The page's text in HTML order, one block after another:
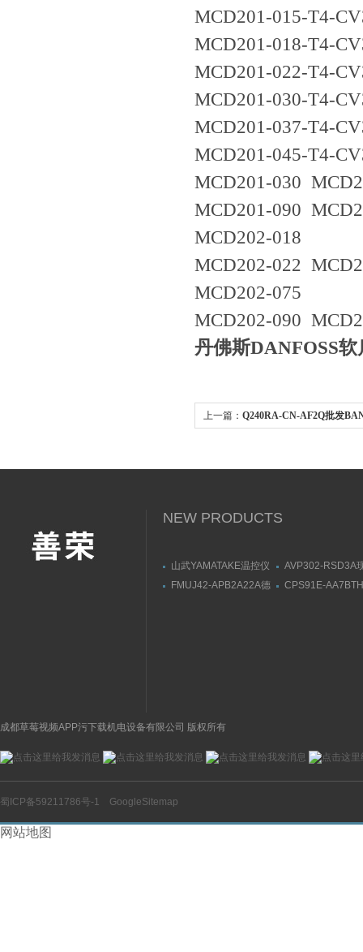
MCD201-015-T4-
MCD201-018-T4-
MCD201-022-T4-
MCD201-030-T4-
MCD201-037-T4-
MCD201-045-T4-
MCD201-030
MCD201-090
MCD202-018
MCD202-022
MCD202-075
MCD202-090
丹佛斯DANFOSS软
上一篇： Q240RA-CN-AF2Q批发
NEW PRODUCTS
山武YAMATAKE温控仪
C15MTR0RA0100有库
AVP302-RSD3A
应AZBIL山武阀门
FMUJ42-APB2A22A德
CPS91E-
成都草莓视频APP污下载机电设备有限公司 版权所有
蜀ICP备59211786号-1 GoogleSitemap
网站地图